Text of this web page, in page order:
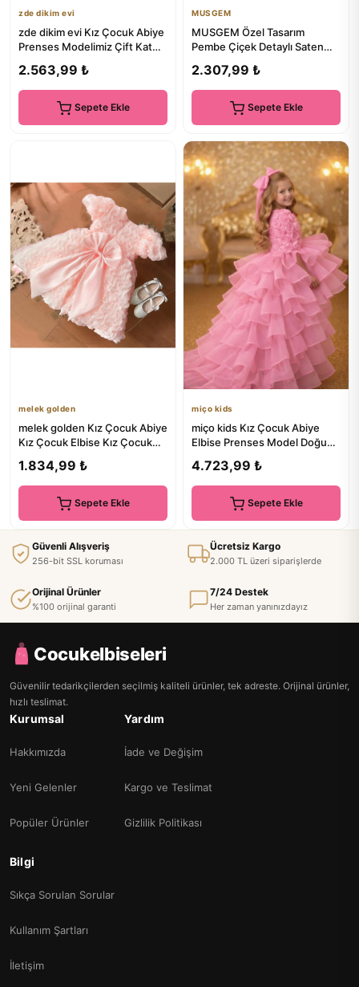
zde dikim evi
zde dikim evi Kız Çocuk Abiye
Prenses Modelimiz Çift Kat
2.563,99 ₺
Sepete Ekle
MUSGEM
MUSGEM Özel Tasarım
Pembe Çiçek Detaylı Saten
2.307,99 ₺
Sepete Ekle
melek golden
melek golden Kız Çocuk Abiye
Kız Çocuk Elbise Kız Çocuk
1.834,99 ₺
Sepete Ekle
miço kids
miço kids Kız Çocuk Abiye
Elbise Prenses Model Doğum
4.723,99 ₺
Sepete Ekle
Güvenli Alışveriş
256-bit SSL koruması
Ücretsiz Kargo
2.000 TL üzeri siparişlerde
Orijinal Ürünler
%100 orijinal garanti
7/24 Destek
Her zaman yanınızdayız
Cocukelbiseleri
Güvenilir tedarikçilerden seçilmiş kaliteli ürünler, tek adreste. Orijinal ürünler,
hızlı teslimat.
Kurumsal
Hakkımızda
Yeni Gelenler
Popüler Ürünler
Yardım
İade ve Değişim
Kargo ve Teslimat
Gizlilik Politikası
Bilgi
Sıkça Sorulan Sorular
Kullanım Şartları
İletişim